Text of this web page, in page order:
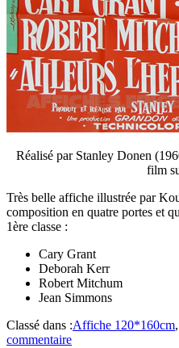
Réalisé par Stanley Donen
film
Très belle affiche illustrée par
composition en quatre portes et
1ère classe :
Cary Grant
Deborah Kerr
Robert Mitchum
Jean Simmons
Classé dans :Affiche 120*160cm,
commentaire